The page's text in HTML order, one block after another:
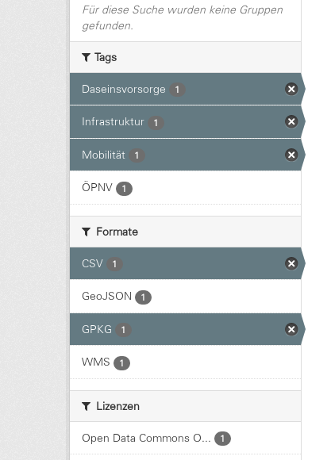
Für diese Suche wurden keine Gruppen
gefunden.
Tags
Daseinsvorsorge 1
Infrastruktur 1
Mobilität 1
ÖPNV 1
Formate
CSV 1
GeoJSON 1
GPKG 1
WMS 1
Lizenzen
Open Data Commons O... 1